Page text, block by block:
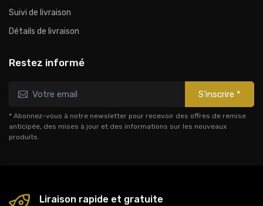
Suivi de livraison
Détails de livraison
Restez informé
S'inscrire *
* Abonnez-vous à notre newsletter pour recevoir des offres de remise
anticipée, des mises à jour et des informations sur les nouveaux
produits.
Liraison rapide et gratuite